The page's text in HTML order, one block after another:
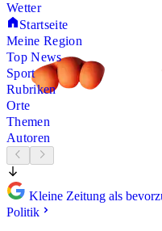
Wetter
Startseite
Meine Region
Top News
Sport
Rubriken
Orte
Themen
Autoren
Kleine Zeitung als
Politik